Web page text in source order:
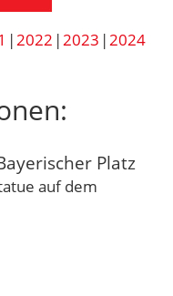
2022 2023 2024
Platz
auf dem